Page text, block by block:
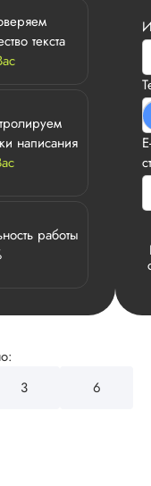
текста
написания
работы
2
3